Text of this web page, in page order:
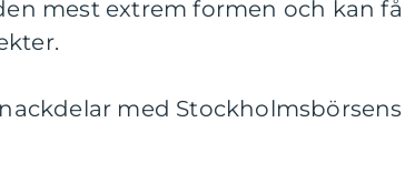
mest extrem formen och kan få
med Stockholmsbörsens